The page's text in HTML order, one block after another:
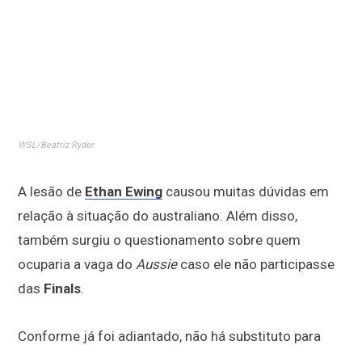
WSL/Beatriz Ryder
A lesão de Ethan Ewing causou muitas dúvidas em
relação à situação do australiano. Além disso,
também surgiu o questionamento sobre quem
ocuparia a vaga do Aussiecaso ele não participasse
das Finals.
Conforme já foi adiantado, não há substituto para